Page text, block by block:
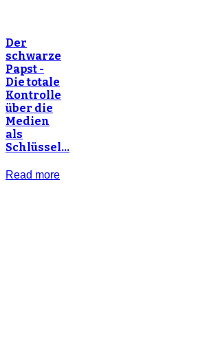
Der
schwarze
Papst -
Die totale
Kontrolle
über die
Medien
als
Schlüssel…
Read more